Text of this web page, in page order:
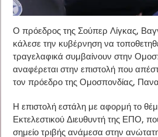
Ο πρόεδρος της Σούπερ Λίγκας,
κάλεσε την κυβέρνηση να
τραγελαφικά συμβαίνουν στην
αναφέρεται στην επιστολή που
τον πρόεδρο της Ομοσπονδίας,
Η επιστολή εστάλη με αφορμή το
Εκτελεστικού Διευθυντή της ΕΠΟ,
σημείο τριβής ανάμεσα στην